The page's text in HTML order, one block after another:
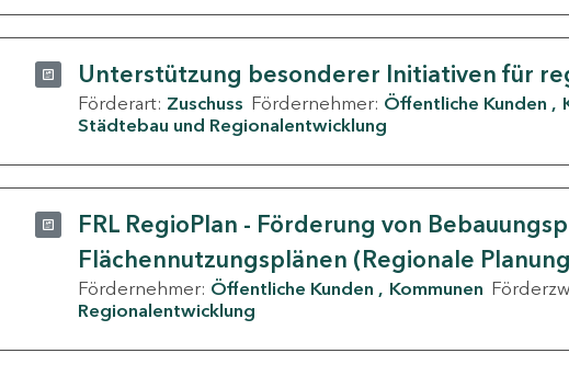
Unterstützung besonderer Initiativen für
Förderart: Zuschuss Fördernehmer: Öffentliche Kunden
Städtebau und Regionalentwicklung
FRL RegioPlan - Förderung von
Flächennutzungsplänen (Regionale
Fördernehmer: Öffentliche Kunden Kommunen
Regionalentwicklung